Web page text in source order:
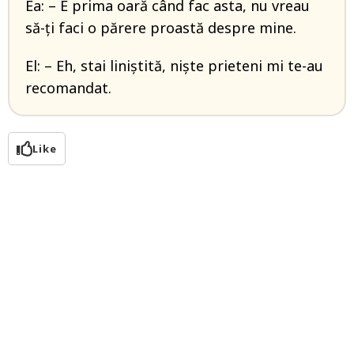
Ea: – E prima oară când fac asta, nu vreau
să-ți faci o părere proastă despre mine.
El: – Eh, stai liniștită, niște prieteni mi te-au
recomandat.
Like